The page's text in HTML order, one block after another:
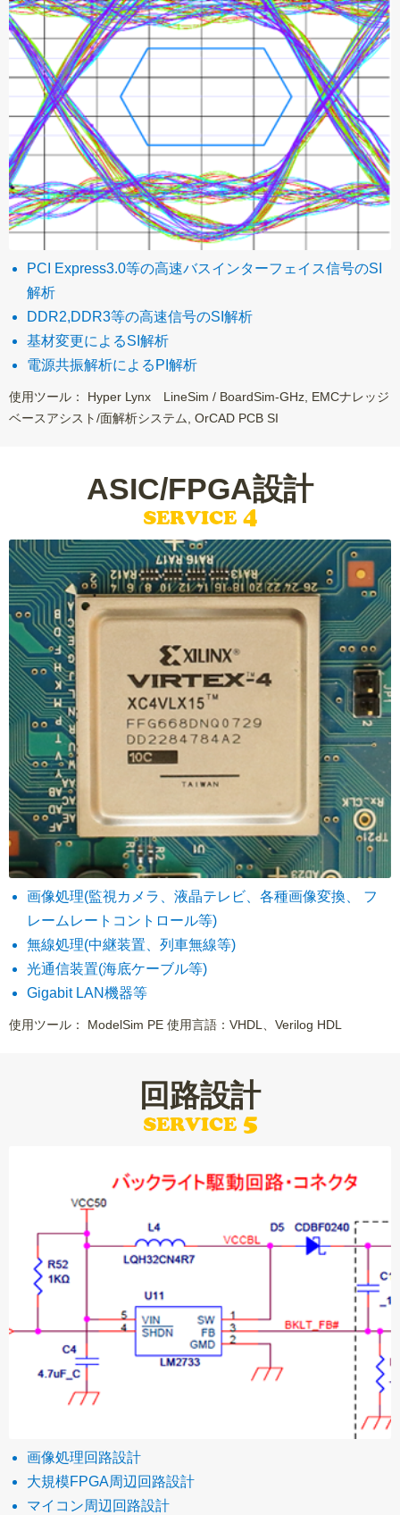
PCI Express3.0等の高速バスインターフェイス信号のSI
解析
DDR2,DDR3等の高速信号のSI解析
基材変更によるSI解析
電源共振解析によるPI解析
使用ツール： Hyper Lynx LineSim / BoardSim-GHz, EMCナレッジ
ベースアシスト/面解析システム, OrCAD PCB SI
ASIC/FPGA設計
画像処理(監視カメラ、液晶テレビ、各種画像変換、 フ
レームレートコントロール等)
無線処理(中継装置、列車無線等)
光通信装置(海底ケーブル等)
Gigabit LAN機器等
使用ツール： ModelSim PE 使用言語：VHDL、Verilog HDL
回路設計
画像処理回路設計
大規模FPGA周辺回路設計
マイコン周辺回路設計